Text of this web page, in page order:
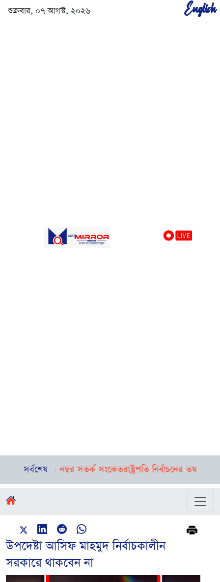
শুক্রবার, ০৭ আগস্ট, ২০২৬ English
সর্বশেষ
১ নম্বর সতর্ক সংকেতরাষ্ট্রপতি নির্বাচনের তফসিল
উপদেষ্টা আসিফ মাহমুদ নির্বাচকালীন
সরকারে থাকবেন না